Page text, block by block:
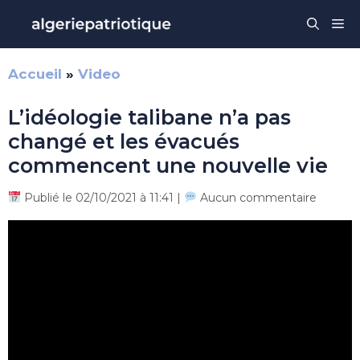
contenu
Accueil » Video
L’idéologie talibane n’a pas
changé et les évacués
commencent une nouvelle vie
Publié le 02/10/2021 à 11:41 | Aucun commentaire